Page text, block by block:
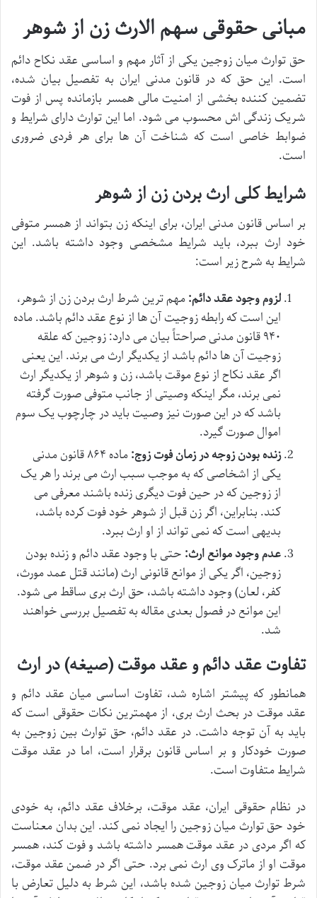
مبانی حقوقی سهم الارث زن از شوهر
حق توارث میان زوجین یکی از آثار مهم و اساسی عقد نکاح دائم
است. این حق که در قانون مدنی ایران به تفصیل بیان شده،
تضمین کننده بخشی از امنیت مالی همسر بازمانده پس از فوت
شریک زندگی اش محسوب می شود. اما این توارث دارای شرایط و
ضوابط خاصی است که شناخت آن ها برای هر فردی ضروری
است.
شرایط کلی ارث بردن زن از شوهر
بر اساس قانون مدنی ایران، برای اینکه زن بتواند از همسر متوفی
خود ارث ببرد، باید شرایط مشخصی وجود داشته باشد. این
شرایط به شرح زیر است:
لزوم وجود عقد دائم:مهم ترین شرط ارث بردن زن از شوهر،
این است که رابطه زوجیت آن ها از نوع عقد دائم باشد. ماده
۹۴۰ قانون مدنی صراحتاً بیان می دارد: زوجین که علقه
زوجیت آن ها دائم باشد از یکدیگر ارث می برند. این یعنی
اگر عقد نکاح از نوع موقت باشد، زن و شوهر از یکدیگر ارث
نمی برند، مگر اینکه وصیتی از جانب متوفی صورت گرفته
باشد که در این صورت نیز وصیت باید در چارچوب یک سوم
اموال صورت گیرد.
زنده بودن زوجه در زمان فوت زوج:
ماده ۸۶۴ قانون مدنی
یکی از اشخاصی که به موجب سبب ارث می برند را هر یک
از زوجین که در حین فوت دیگری زنده باشند معرفی می
کند. بنابراین، اگر زن قبل از شوهر خود فوت کرده باشد،
بدیهی است که نمی تواند از او ارث ببرد.
عدم وجود موانع ارث: حتی با وجود عقد دائم و زنده بودن
زوجین، اگر یکی از موانع قانونی ارث (مانند قتل عمد مورث،
کفر، لعان) وجود داشته باشد، حق ارث بری ساقط می شود.
این موانع در فصول بعدی مقاله به تفصیل بررسی خواهند
شد.
تفاوت عقد دائم و عقد موقت (صیغه) در ارث
همانطور که پیشتر اشاره شد، تفاوت اساسی میان عقد دائم و
عقد موقت در بحث ارث بری، از مهمترین نکات حقوقی است که
باید به آن توجه داشت. در عقد دائم، حق توارث بین زوجین به
صورت خودکار و بر اساس قانون برقرار است، اما در عقد موقت
شرایط متفاوت است.
در نظام حقوقی ایران، عقد موقت، برخلاف عقد دائم، به خودی
خود حق توارث میان زوجین را ایجاد نمی کند. این بدان معناست
که اگر مردی در عقد موقت همسر داشته باشد و فوت کند، همسر
موقت او از ماترک وی ارث نمی برد. حتی اگر در ضمن عقد موقت،
شرط توارث میان زوجین شده باشد، این شرط به دلیل تعارض با